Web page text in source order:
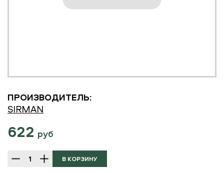
ПРОИЗВОДИТЕЛЬ:
SIRMAN
622 руб